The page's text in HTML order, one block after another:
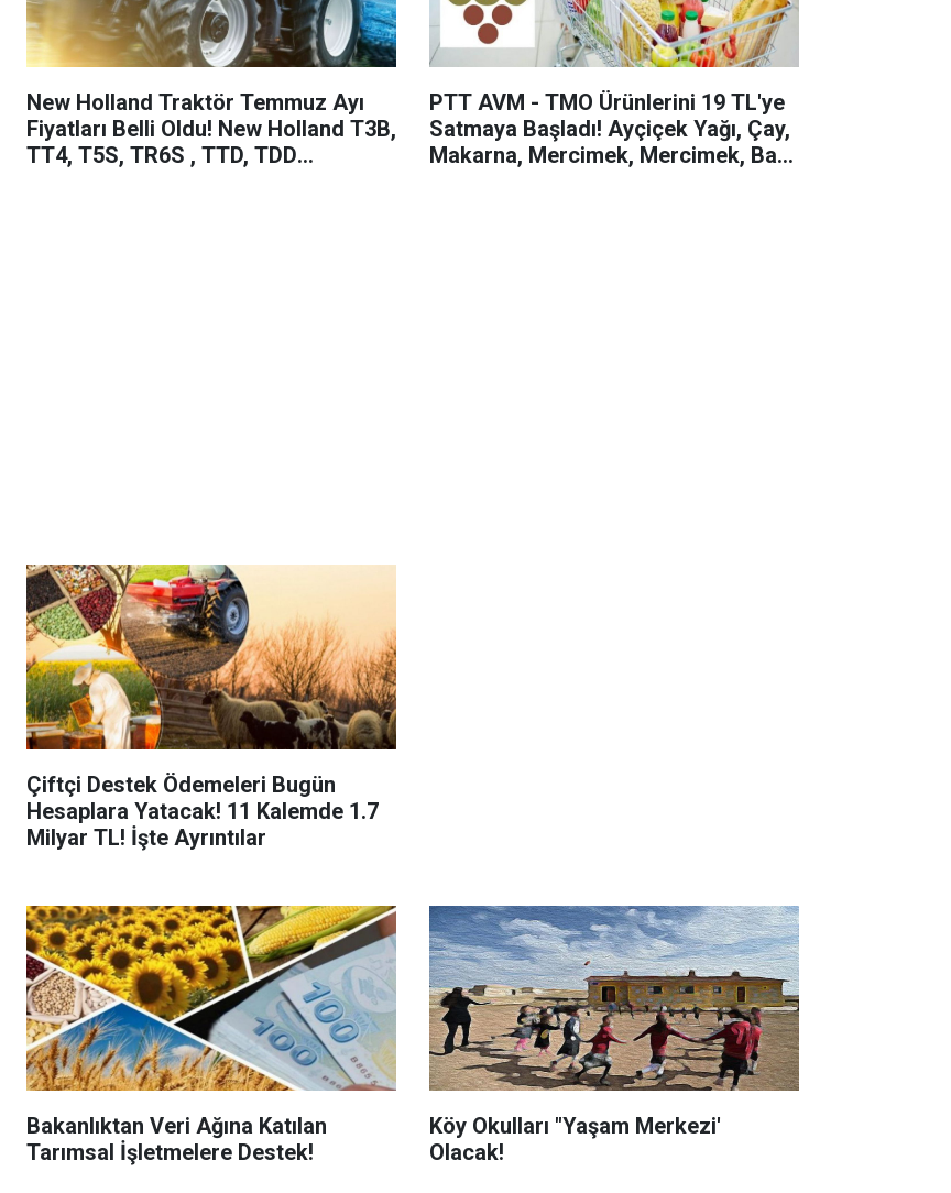
New Holland Traktör Temmuz Ayı
Fiyatları Belli Oldu! New Holland T3B,
TT4, T5S, TR6S , TTD, TDD
PTT AVM - TMO Ürünlerini 19 TL'ye
Satmaya Başladı! Ayçiçek Yağı, Çay,
Makarna, Mercimek, Mercimek, Bal,
Çiftçi Destek Ödemeleri Bugün
Hesaplara Yatacak! 11 Kalemde 1.7
Milyar TL! İşte Ayrıntılar
Bakanlıktan Veri Ağına Katılan
Tarımsal İşletmelere Destek!
Köy Okulları "Yaşam Merkezi'
Olacak!